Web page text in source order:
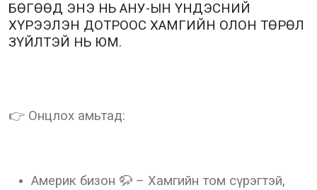
БӨГӨӨД ЭНЭ НЬ АНУ-ЫН ҮНДЭСНИЙ
ХҮРЭЭЛЭН ДОТРООС ХАМГИЙН ОЛОН ТӨРӨЛ
ЗҮЙЛТЭЙ НЬ ЮМ.
👉 Онцлох амьтад:
Америк бизон 🦬 – Хамгийн том сүрэгтэй,